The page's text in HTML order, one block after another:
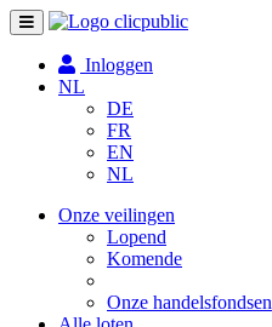
Toggle
navigation
Inloggen
NL
DE
FR
EN
NL
Onze veilingen
Lopend
Komende
Onze handelsfondsen